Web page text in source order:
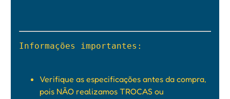
Informações importantes:
Verifique as especificações antes da compra,
pois NÃO realizamos TROCAS ou